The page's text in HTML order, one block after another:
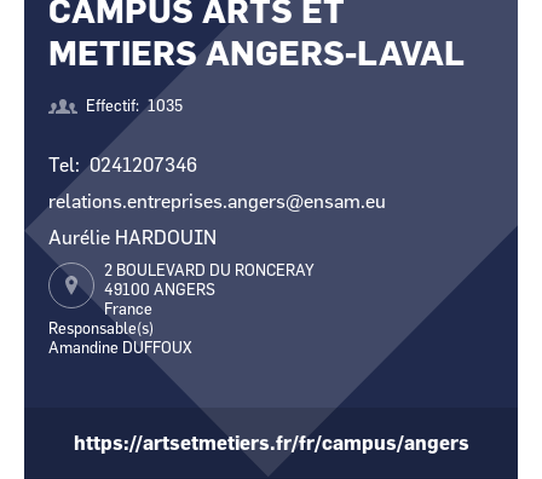
CCI BusinessCCI Business
CAMPUS ARTS ET
METIERS ANGERS-LAVAL
Effectif 1035
Tel
0241207346
relations.entreprises.angers@ensam.eu
Aurélie HARDOUIN
2 BOULEVARD DU RONCERAY
49100 ANGERS
France
Responsable(s)
Amandine DUFFOUX
https://artsetmetiers.fr/fr/campus/angers